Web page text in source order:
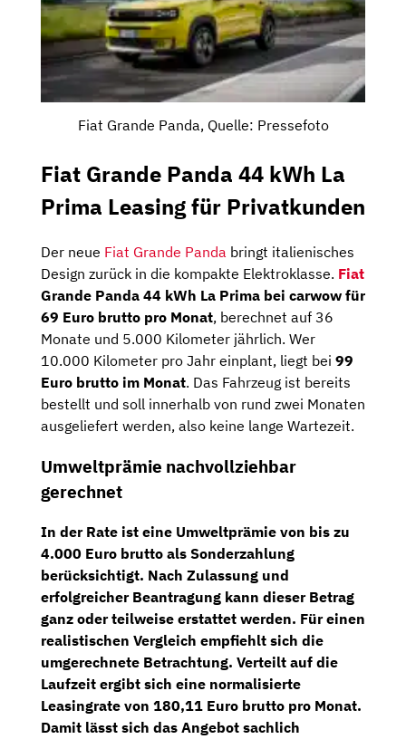
Fiat Grande Panda, Quelle: Pressefoto
Fiat Grande Panda 44 kWh La
Prima Leasing für Privatkunden
Der neue Fiat Grande Panda bringt italienisches
Design zurück in die kompakte Elektroklasse. Fiat
Grande Panda 44 kWh La Prima bei carwow für
69 Euro brutto pro Monat, berechnet auf 36
Monate und 5.000 Kilometer jährlich. Wer
10.000 Kilometer pro Jahr einplant, liegt bei 99
Euro brutto im Monat. Das Fahrzeug ist bereits
bestellt und soll innerhalb von rund zwei Monaten
ausgeliefert werden, also keine lange Wartezeit.
Umweltprämie nachvollziehbar
gerechnet
In der Rate ist eine Umweltprämie von bis zu
4.000 Euro brutto als Sonderzahlung
berücksichtigt. Nach Zulassung und
erfolgreicher Beantragung kann dieser Betrag
ganz oder teilweise erstattet werden. Für einen
realistischen Vergleich empfiehlt sich die
umgerechnete Betrachtung. Verteilt auf die
Laufzeit ergibt sich eine normalisierte
Leasingrate von 180,11 Euro brutto pro Monat.
Damit lässt sich das Angebot sachlich